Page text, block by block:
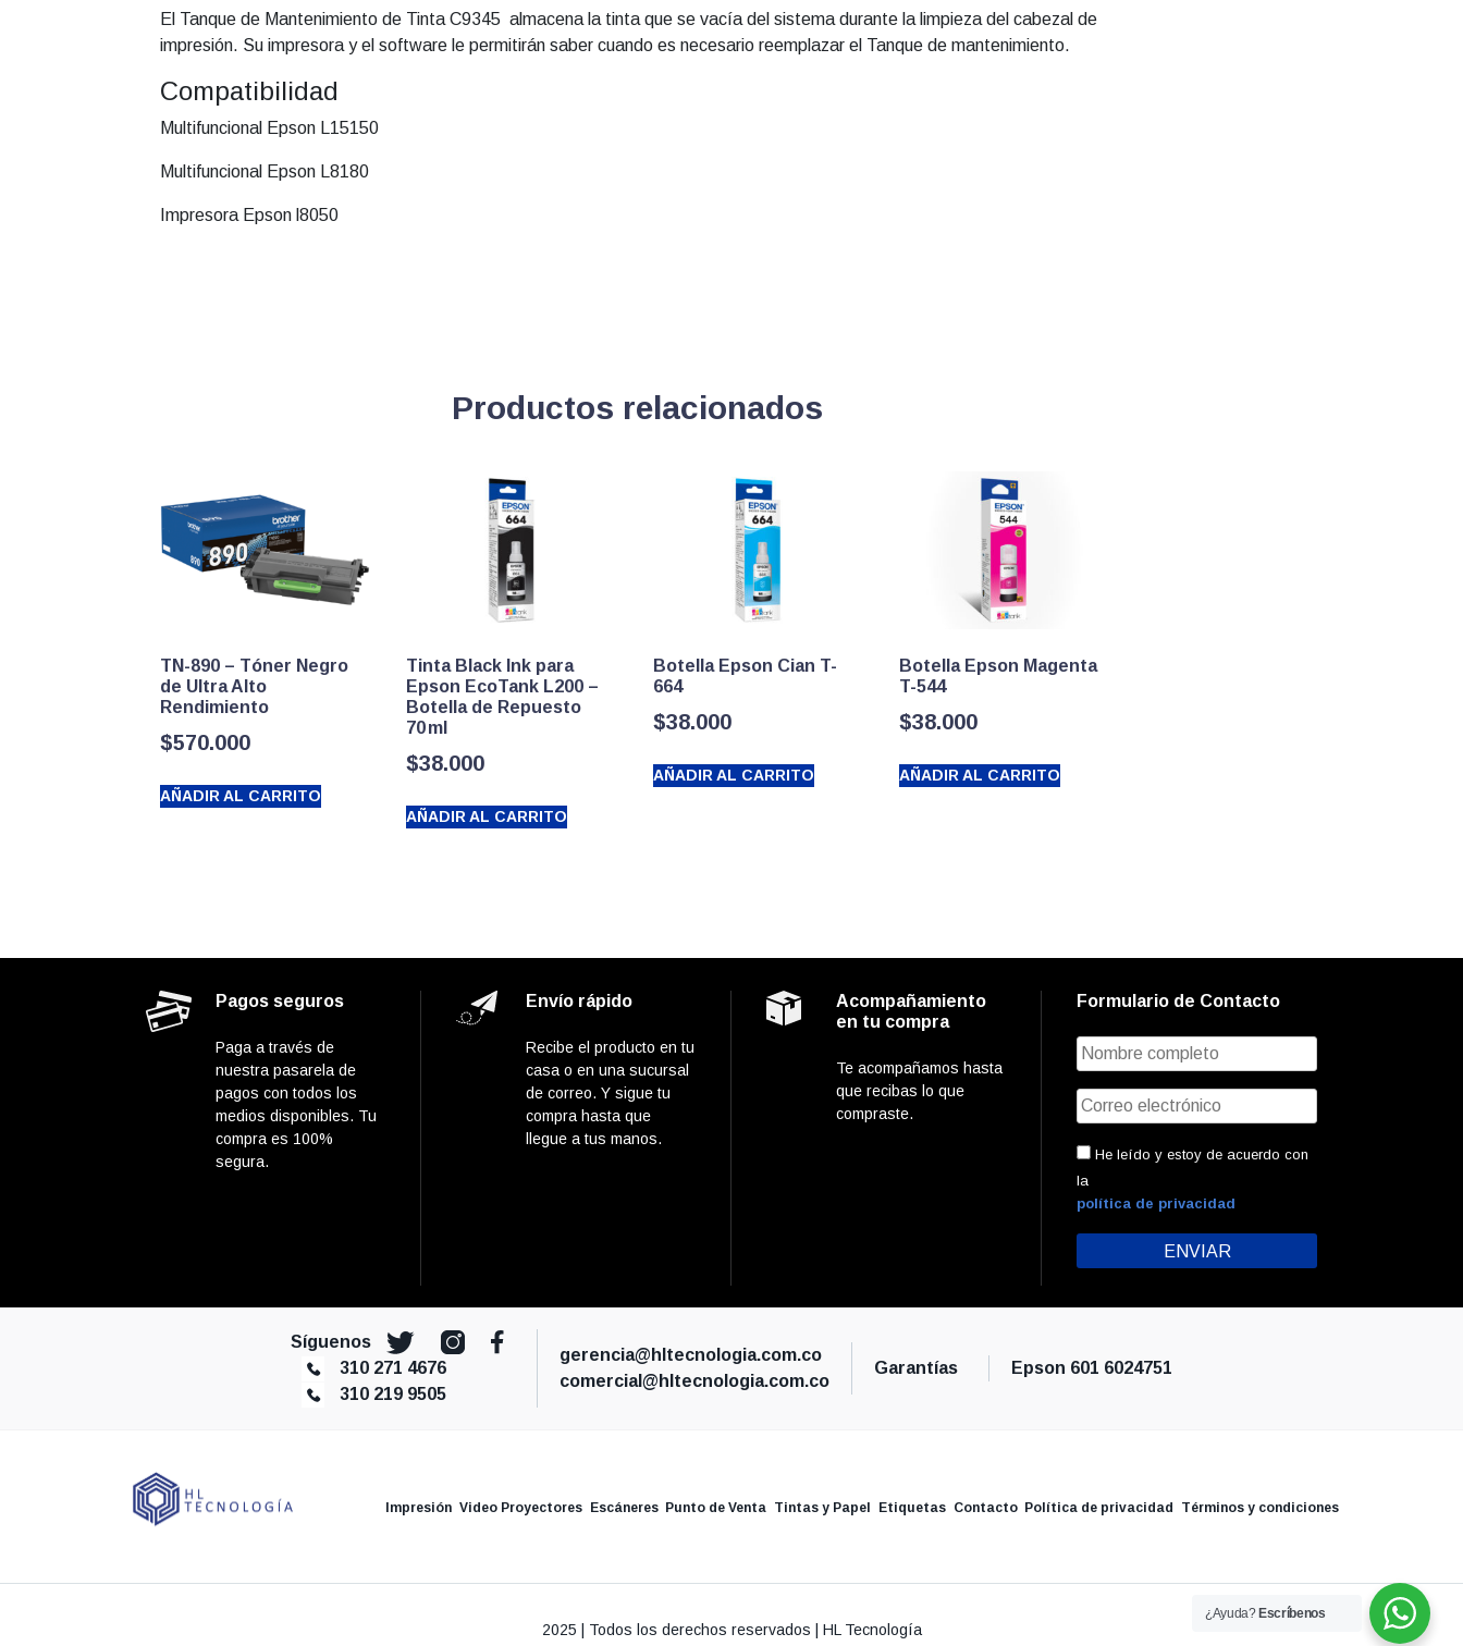
El Tanque de Mantenimiento de Tinta C9345 almacena la tinta que se vacía del sistema durante la limpieza del cabezal de
impresión. Su impresora y el software le permitirán saber cuando es necesario reemplazar el Tanque de mantenimiento.
Compatibilidad
Multifuncional Epson L15150
Multifuncional Epson L8180
Impresora Epson l8050
Productos relacionados
TN-890 – Tóner Negro
de Ultra Alto
Rendimiento
$570.000
AÑADIR AL CARRITO
Tinta Black Ink para
Epson EcoTank L200 –
Botella de Repuesto
70 ml
$38.000
AÑADIR AL CARRITO
Botella Epson Cian T-
664
$38.000
AÑADIR AL CARRITO
Botella Epson Magenta
T-544
$38.000
AÑADIR AL CARRITO
Pagos seguros
Paga a través de
nuestra pasarela de
pagos con todos los
medios disponibles. Tu
compra es 100%
segura.
Envío rápido
Recibe el producto en tu
casa o en una sucursal
de correo. Y sigue tu
compra hasta que
llegue a tus manos.
Acompañamiento
en tu compra
Te acompañamos hasta
que recibas lo que
compraste.
Formulario de Contacto
He leído y estoy de acuerdo con
la
política de privacidad
Síguenos
310 271 4676
310 219 9505
gerencia@hltecnologia.com.co
comercial@hltecnologia.com.co
Garantías Epson 601 6024751
Impresión Video Proyectores Escáneres Punto de Venta Tintas y Papel Etiquetas Contacto Política de privacidad Términos y condiciones
2025 | Todos los derechos reservados | HL Tecnología
¿Ayuda? Escríbenos